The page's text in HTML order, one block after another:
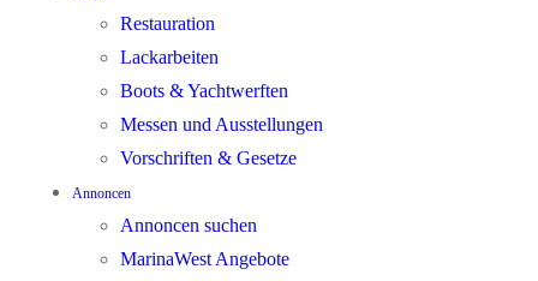
Restauration
Lackarbeiten
Boots & Yachtwerften
Messen und Ausstellungen
Vorschriften & Gesetze
Annoncen
Annoncen suchen
MarinaWest Angebote